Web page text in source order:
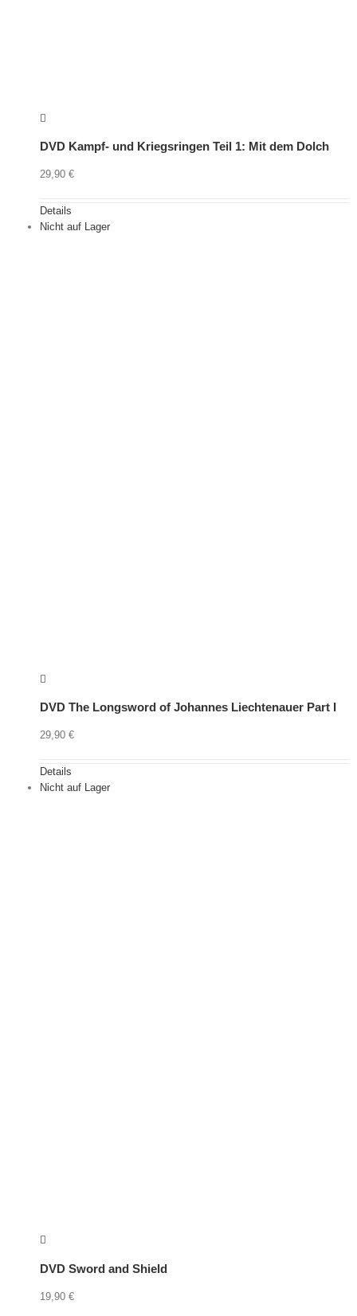
DVD Kampf- und Kriegsringen Teil 1: Mit dem Dolch
29,90 €
Details
Nicht auf Lager
DVD The Longsword of Johannes Liechtenauer Part I
29,90 €
Details
Nicht auf Lager
DVD Sword and Shield
19,90 €